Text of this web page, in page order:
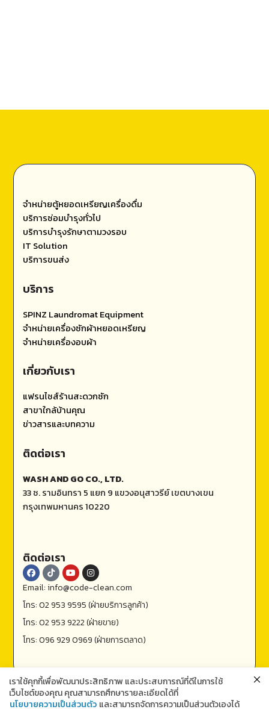
ติดต่อเรา
WASH AND GO CO., LTD.
33 ซ. รามอินทรา 5 แยก 9 แขวงอนุสาวรีย์ เขตบางเขน
กรุงเทพมหานคร 10220
เกี่ยวกับเรา
แฟรนไชส์ร้านสะดวกซัก
สาขาใกล้บ้านคุณ
ข่าวสารและบทความ
บริการ
SPINZ Laundromat Equipment
จำหน่ายเครื่องซักผ้าหยอดเหรียญ
จำหน่ายเครื่องอบผ้า
จำหน่ายตู้หยอดเหรียญเครื่องดื่ม
บริการซ่อมบำรุงทั่วไป
บริการบำรุงรักษาตามวงรอบ
IT Solution
บริการขนส่ง
ติดต่อเรา
Email: info@code-clean.com
โทร: 02 953 9595 (ฝ่ายบริการลูกค้า)
โทร: 02 953 9222 (ฝ่ายขาย)
โทร: 096 929 0969 (ฝ่ายการตลาด)
เราใช้คุกกี้เพื่อพัฒนาประสิทธิภาพ และประสบการณ์ที่ดีในการใช้
เว็บไซต์ของคุณ คุณสามารถศึกษารายละเอียดได้ที่
นโยบายความเป็นส่วนตัว และสามารถจัดการความเป็นส่วนตัวเองได้